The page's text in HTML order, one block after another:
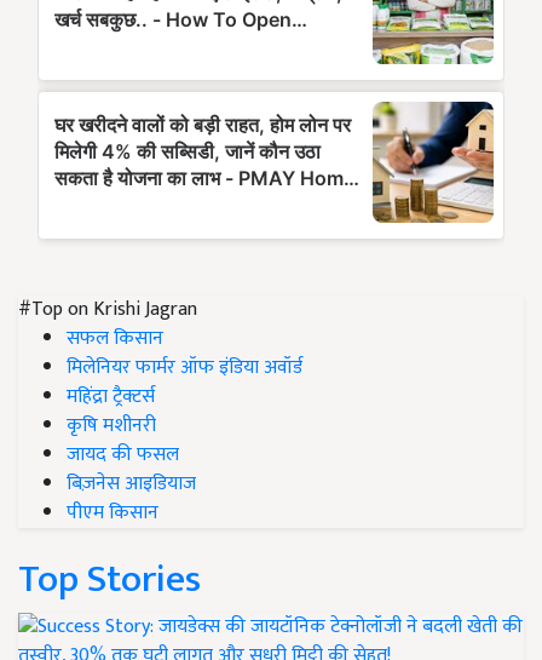
#Top on Krishi Jagran
सफल किसान
मिलेनियर फार्मर ऑफ इंडिया अवॉर्ड
महिंद्रा ट्रैक्टर्स
कृषि मशीनरी
जायद की फसल
बिज़नेस आइडियाज
पीएम किसान
Top Stories